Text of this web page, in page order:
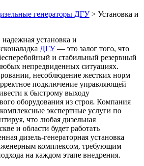
генераторы ДГУ> Установка и
установка и
ДГУ— это залог того, что
и стабильный резервный
непредвиденных ситуациях.
несоблюдение жестких норм
подключение управляющей
к быстрому выходу
оборудования из строя. Компания
комплексные экспертные услуги по
что любая дизельная
и области будет работать
дизель-генераторная установка
комплексом, требующим
на каждом этапе внедрения.